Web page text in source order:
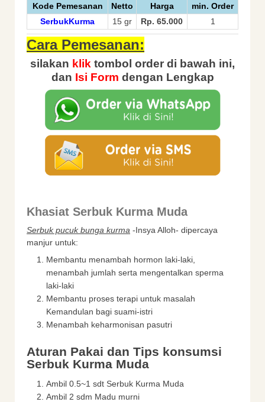
Kode Pemesanan Netto Harga
min. Order
SerbukKurma
15 gr Rp. 65.000 1
Cara Pemesanan:
silakan klik tombol order di bawah ini,
dan Isi Form dengan Lengkap
Khasiat Serbuk Kurma Muda
Serbuk pucuk bunga kurma -Insya Alloh- dipercaya
manjur untuk:
Membantu menambah hormon laki-laki,
menambah jumlah serta mengentalkan sperma
laki-laki
Membantu proses terapi untuk masalah
Kemandulan bagi suami-istri
Menambah keharmonisan pasutri
Aturan Pakai dan Tips konsumsi
Serbuk Kurma Muda
Ambil 0.5~1 sdt Serbuk Kurma Muda
Ambil 2 sdm Madu murni